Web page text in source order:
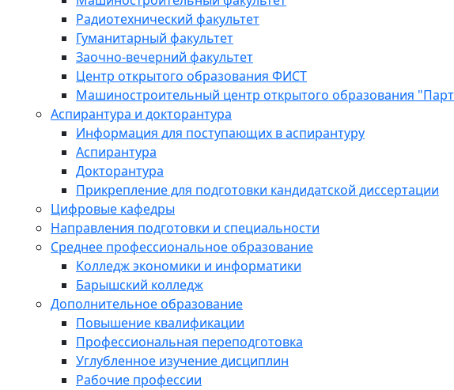
Радиотехнический факультет
Гуманитарный факультет
Заочно-вечерний факультет
Центр открытого образования ФИСТ
Машиностроительный центр открытого образования
Аспирантура и докторантура
Информация для поступающих в аспирантуру
Аспирантура
Докторантура
Прикрепление для подготовки кандидатской диссертации
Цифровые кафедры
Направления подготовки и специальности
Среднее профессиональное образование
Колледж экономики и информатики
Барышский колледж
Дополнительное образование
Повышение квалификации
Профессиональная переподготовка
Углубленное изучение дисциплин
Рабочие профессии